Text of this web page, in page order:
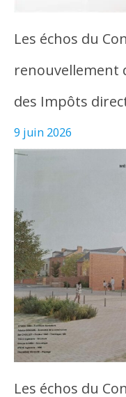
Les échos du
renouvellement
des Impôts
9 juin 2026
Les échos du